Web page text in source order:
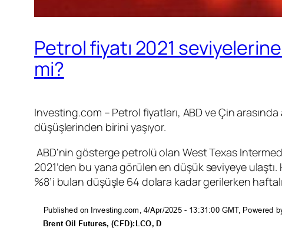
Petrol fiyatı 2021
mi?
Investing.com – Petrol fiyatları, ABD ve Çin
düşüşlerinden birini yaşıyor.
ABD’nin gösterge petrolü olan West Texas
2021’den bu yana görülen en düşük seviyeye
%8’i bulan düşüşle 64 dolara kadar gerilerken